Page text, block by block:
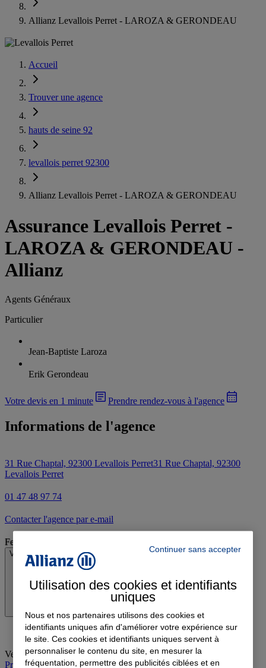
Allianz Levallois Perret - LAROZA & GERONDEAU
Accueil
Trouver une agence
hauts de seine 92
levallois perret 92300
Allianz Levallois Perret - LAROZA & GERONDEAU
Assurance Levallois Perret -
LAROZA & GERONDEAU -
Allianz
Agents Généraux
Particulier
Jean-Baptiste Laroza
Erik Gerondeau
Votre devis en 1 minute Prendre rendez-vous à l'agence
Informations de l'agence
31 Rue Chaptal, 92300 Levallois Perret31 Rue Chaptal, 92300
Levallois Perret
01 47 48 97 74
Contacter l'agence par e-mail
Fermé
Voir les horaires
Vendredi: 09:30-13:00, 14:00-17:30
Prendre rendez-vous à l'agence
Continuer sans accepter
Utilisation des cookies et identifiants
uniques
Nous et nos partenaires utilisons des cookies et
identifiants uniques afin d'améliorer votre expérience sur
le site. Ces cookies et identifiants uniques servent à
personnaliser le contenu du site, en mesurer la
fréquentation, permettre des publicités ciblées et en